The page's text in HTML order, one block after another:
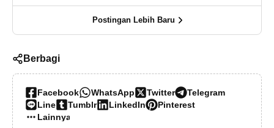
Postingan Lebih Baru
Berbagi
Facebook WhatsApp Twitter
Telegram
Line
Tumblr LinkedIn
Pinterest
Lainnya…